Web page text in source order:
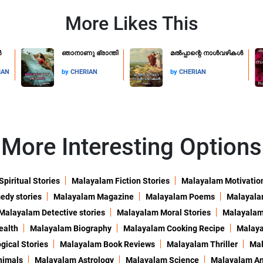
More Likes This
ഞാനാണു ഭ്രാന്തി
by CHERIAN
മൽപ്പാന്റെ നാൾവഴികൾ
by CHERIAN
More Interesting Options
Stories Malayalam Fiction Stories
Malayalam
stories
Malayalam Magazine Malayalam Poems
Detective stories
Malayalam Moral Stories
Malayalam Biography Malayalam Cooking Recipe
Stories
Malayalam Book Reviews Malayalam Thriller
Malayalam Astrology Malayalam Science Malayalam